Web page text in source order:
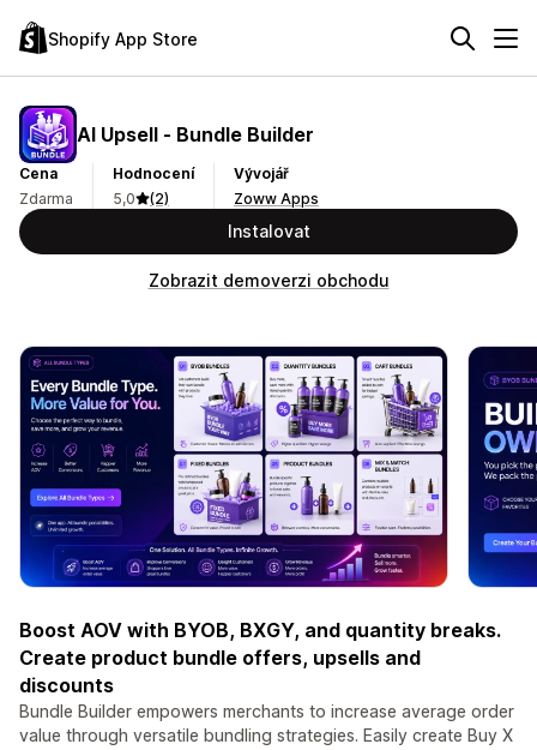
Shopify App Store
AI Upsell ‑ Bundle Builder
Cena
Zdarma
Hodnocení
5,0
(2)
Vývojář
Zoww Apps
Instalovat
Zobrazit demoverzi obchodu
Boost AOV with BYOB, BXGY, and quantity breaks.
Create product bundle offers, upsells and
discounts
Bundle Builder empowers merchants to increase average order
value through versatile bundling strategies. Easily create Buy X